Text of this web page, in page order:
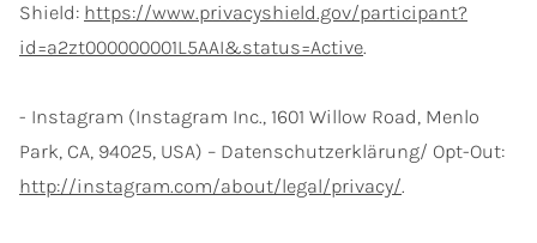
Shield: https://www.privacyshield.gov/participant?
id=a2zt000000001L5AAI&status=Active.
- Instagram (Instagram Inc., 1601 Willow Road, Menlo
Park, CA, 94025, USA) – Datenschutzerklärung/ Opt-Out:
http://instagram.com/about/legal/privacy/.